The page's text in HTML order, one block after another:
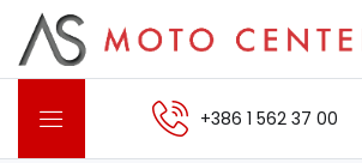
+386 1 562 37 00